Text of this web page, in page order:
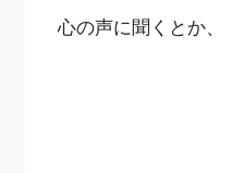
心の声に聞くとか、